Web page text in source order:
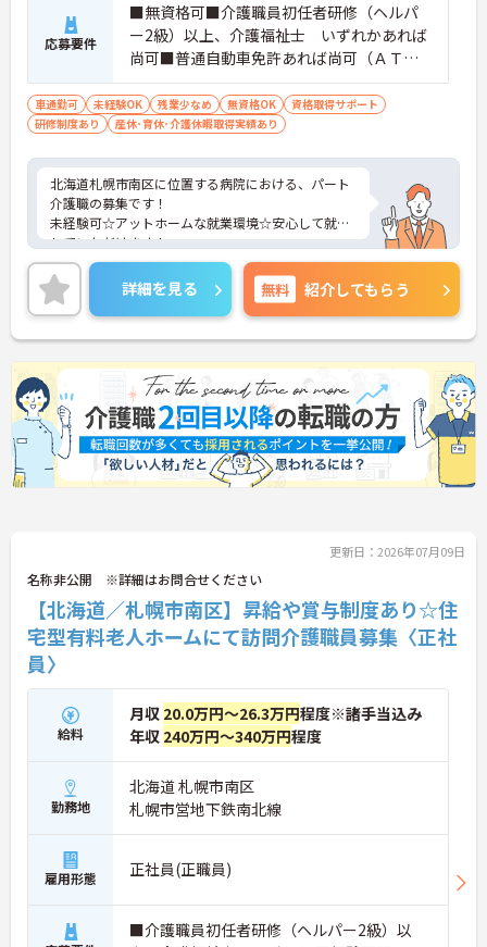
応募要件
■無資格可■介護職員初任者研修（ヘルパ
ー2級）以上、介護福祉士 いずれかあれば
尚可■普通自動車免許あれば尚可（ＡＴ限
定可）■経験不問■介護の実務経験（年
数・形態問わず）あれば尚可
車通勤可 未経験OK 残業少なめ 無資格OK
資格取得サポート
研修制度あり
産休･育休･介護休暇取得実績あり
北海道札幌市南区に位置する病院における、パート
介護職の募集です！
未経験可☆アットホームな就業環境☆安心して就業
していただけます！
ご興味ある方には、面接対策ポイントなど、さらに
詳細をお話しいたしますのでお気軽にご相談くださ
い。
詳細を見る 無料 紹介してもらう
更新日：2026年07月09日
名称非公開 ※詳細はお問合せください
【北海道／札幌市南区】昇給や賞与制度あり☆住
宅型有料老人ホームにて訪問介護職員募集〈正社
員〉
給料
月収 20.0万円～26.3万円程度※諸手当込み
年収 240万円～340万円程度
勤務地
北海道 札幌市南区
札幌市営地下鉄南北線
雇用形態 正社員(正職員)
■介護職員初任者研修（ヘルパー2級）以